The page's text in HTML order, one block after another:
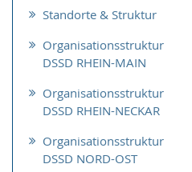
Standorte & Struktur
Organisationsstruktur
DSSD RHEIN-MAIN
Organisationsstruktur
DSSD RHEIN-NECKAR
Organisationsstruktur
DSSD NORD-OST